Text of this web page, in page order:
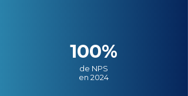
100%
de NPS
en 2024